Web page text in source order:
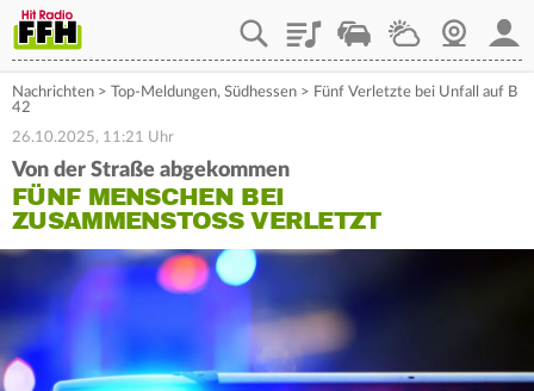
PlaylistStaupilotWetterWebcam
Nachrichten > Top-Meldungen, Südhessen > Fünf Verletzte bei Unfall auf B
42
26.10.2025, 11:21 Uhr
Von der Straße abgekommen
FÜNF MENSCHEN BEI
ZUSAMMENSTOSS VERLETZT